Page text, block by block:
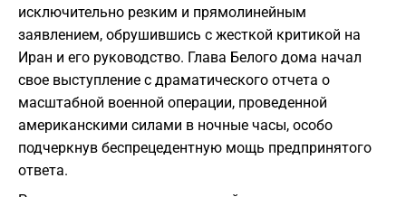
исключительно резким и прямолинейным
заявлением, обрушившись с жесткой критикой на
Иран и его руководство. Глава Белого дома начал
свое выступление с драматического отчета о
масштабной военной операции, проведенной
американскими силами в ночные часы, особо
подчеркнув беспрецедентную мощь предпринятого
ответа.